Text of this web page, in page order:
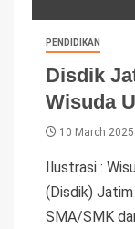
PENDIDIKAN
Disdik
Wisuda
10 March 2025
Ilustrasi :
(Disdik)
SMA/SMK